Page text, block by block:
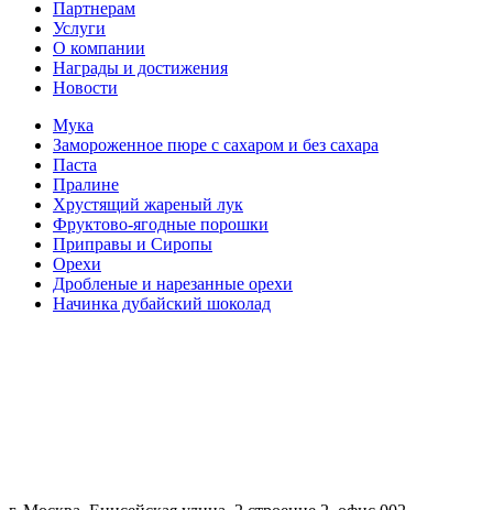
Партнерам
Услуги
О компании
Награды и достижения
Новости
Мука
Замороженное пюре с сахаром и без сахара
Паста
Пралине
Хрустящий жареный лук
Фруктово-ягодные порошки
Приправы и Сиропы
Орехи
Дробленые и нарезанные орехи
Начинка дубайский шоколад